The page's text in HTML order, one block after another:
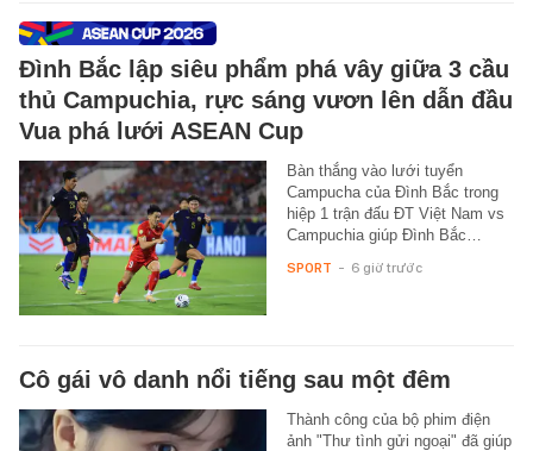
Đình Bắc lập siêu phẩm phá vây giữa 3 cầu
thủ Campuchia, rực sáng vươn lên dẫn đầu
Vua phá lưới ASEAN Cup
Bàn thắng vào lưới tuyển
Campucha của Đình Bắc trong
hiệp 1 trận đấu ĐT Việt Nam vs
Campuchia giúp Đình Bắc…
SPORT - 6 giờ trước
Cô gái vô danh nổi tiếng sau một đêm
Thành công của bộ phim điện
ảnh "Thư tình gửi ngoại" đã giúp